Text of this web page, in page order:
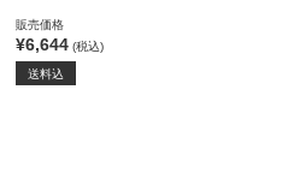
販売価格
¥6,644 (税込)
送料込